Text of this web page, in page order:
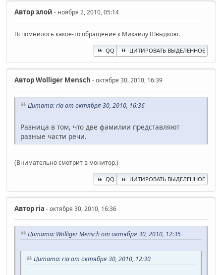
Авторзлой - ноября 2, 2010, 05:14
Вспомнилось какое-то обращение к Михаилу Швыдкою.
QQ ЦИТИРОВАТЬ ВЫДЕЛЕННОЕ
АвторWolliger Mensch - октября 30, 2010, 16:39
Цитата: ria от октября 30, 2010, 16:36
Разница в том, что две фамилии представляют
разные части речи.
(Внимательно смотрит в монитор.)
QQ ЦИТИРОВАТЬ ВЫДЕЛЕННОЕ
Автор ria - октября 30, 2010, 16:36
Цитата: Wolliger Mensch от октября 30, 2010, 12:35
Цитата: ria от октября 30, 2010, 12:30